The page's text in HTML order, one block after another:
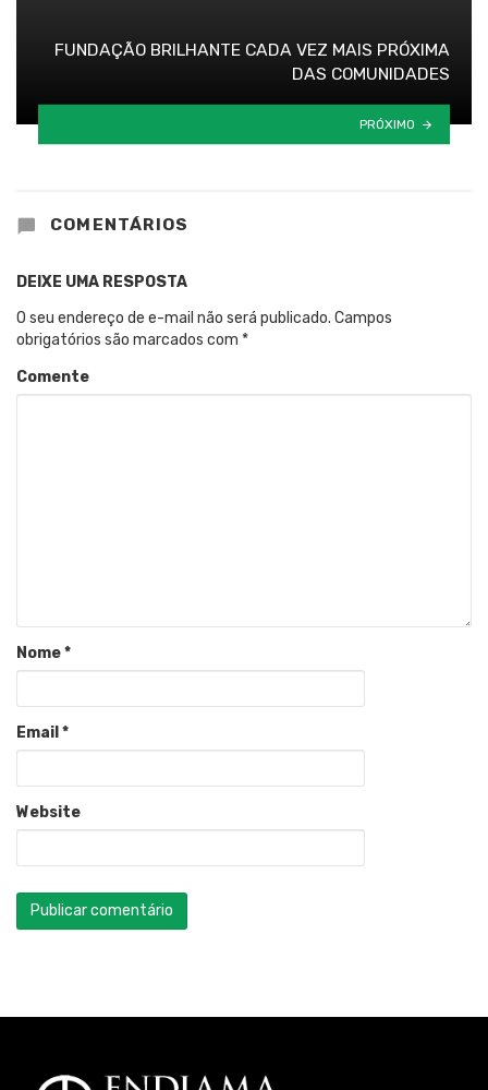
FUNDAÇÃO BRILHANTE CADA VEZ MAIS PRÓXIMA
DAS COMUNIDADES
PRÓXIMO
COMENTÁRIOS
DEIXE UMA RESPOSTA
O seu endereço de e-mail não será publicado. Campos
obrigatórios são marcados com *
Comente
Nome*
Email *
Website